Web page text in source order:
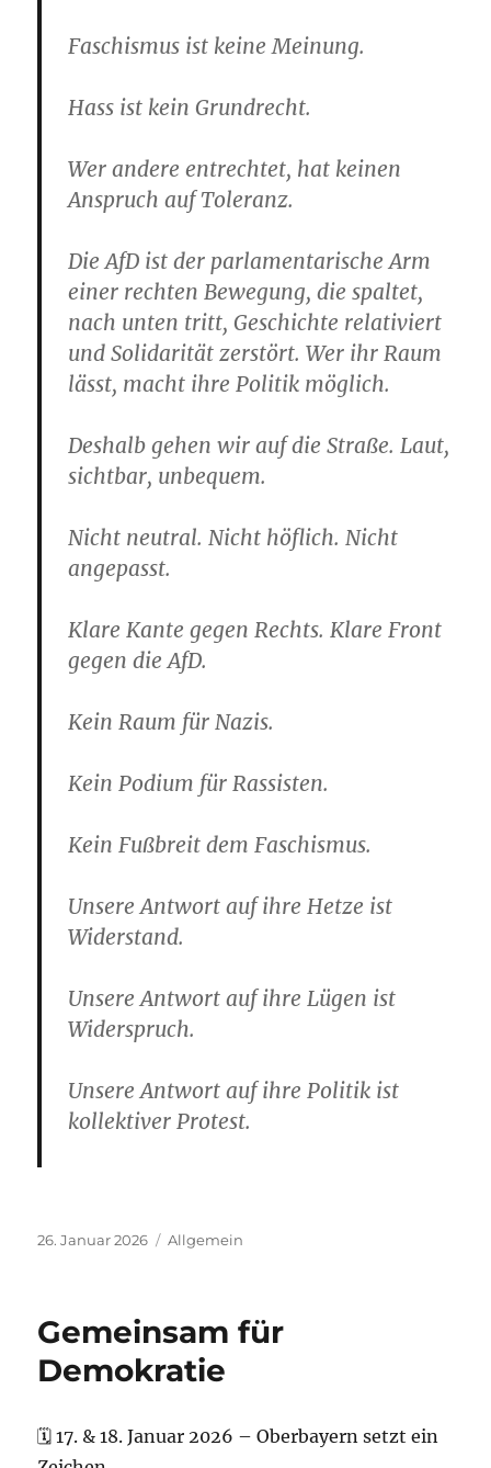
Faschismus ist keine Meinung.
Hass ist kein Grundrecht.
Wer andere entrechtet, hat keinen
Anspruch auf Toleranz.
Die AfD ist der parlamentarische Arm
einer rechten Bewegung, die spaltet,
nach unten tritt, Geschichte relativiert
und Solidarität zerstört. Wer ihr Raum
lässt, macht ihre Politik möglich.
Deshalb gehen wir auf die Straße. Laut,
sichtbar, unbequem.
Nicht neutral. Nicht höflich. Nicht
angepasst.
Klare Kante gegen Rechts. Klare Front
gegen die AfD.
Kein Raum für Nazis.
Kein Podium für Rassisten.
Kein Fußbreit dem Faschismus.
Unsere Antwort auf ihre Hetze ist
Widerstand.
Unsere Antwort auf ihre Lügen ist
Widerspruch.
Unsere Antwort auf ihre Politik ist
kollektiver Protest.
Veröffentlicht
26. Januar 2026 Kategorien
Allgemein
Gemeinsam für
Demokratie
🗓 17. & 18. Januar 2026 – Oberbayern setzt ein